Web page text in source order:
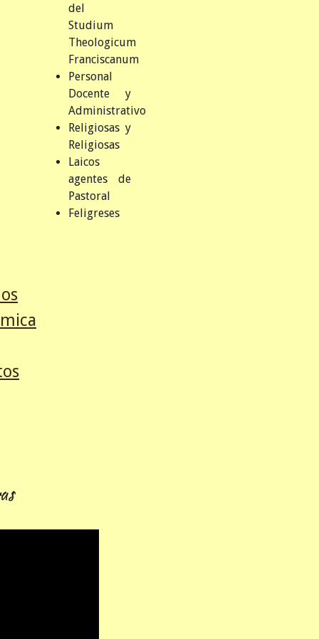
del
Studium
Theologicum
Franciscanum
Personal
Docente y
Administrativo
Religiosas y
Religiosas
Laicos
agentes de
Pastoral
Feligreses